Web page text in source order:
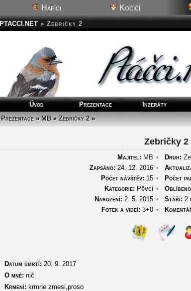
Hafíci Kočičí
PTACCI.NET » Zebričky 2
Úvod Prezentace Inzeráty
Prezentace»MB»Zebričky 2»
Zebričky 2
Majitel: MB • Druh:
Zapsáno: 24. 12. 2016 •
Počet návštěv: 15 • Počet
Kategorie: Pěvci •
Narození: 2. 5. 2015 • Stáří: 2
Fotek a videí: 3+0 •
Datum úmrtí: 20. 9. 2017
O mně: nič
Krmení: krmne zmesi,proso